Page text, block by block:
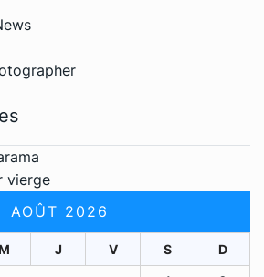
vierge
AOÛT 2026
J V S D